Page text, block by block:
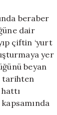
töre
cinayeti
için
beraber
dair
çiftin ‘yurt
yer
beyan
tarihten